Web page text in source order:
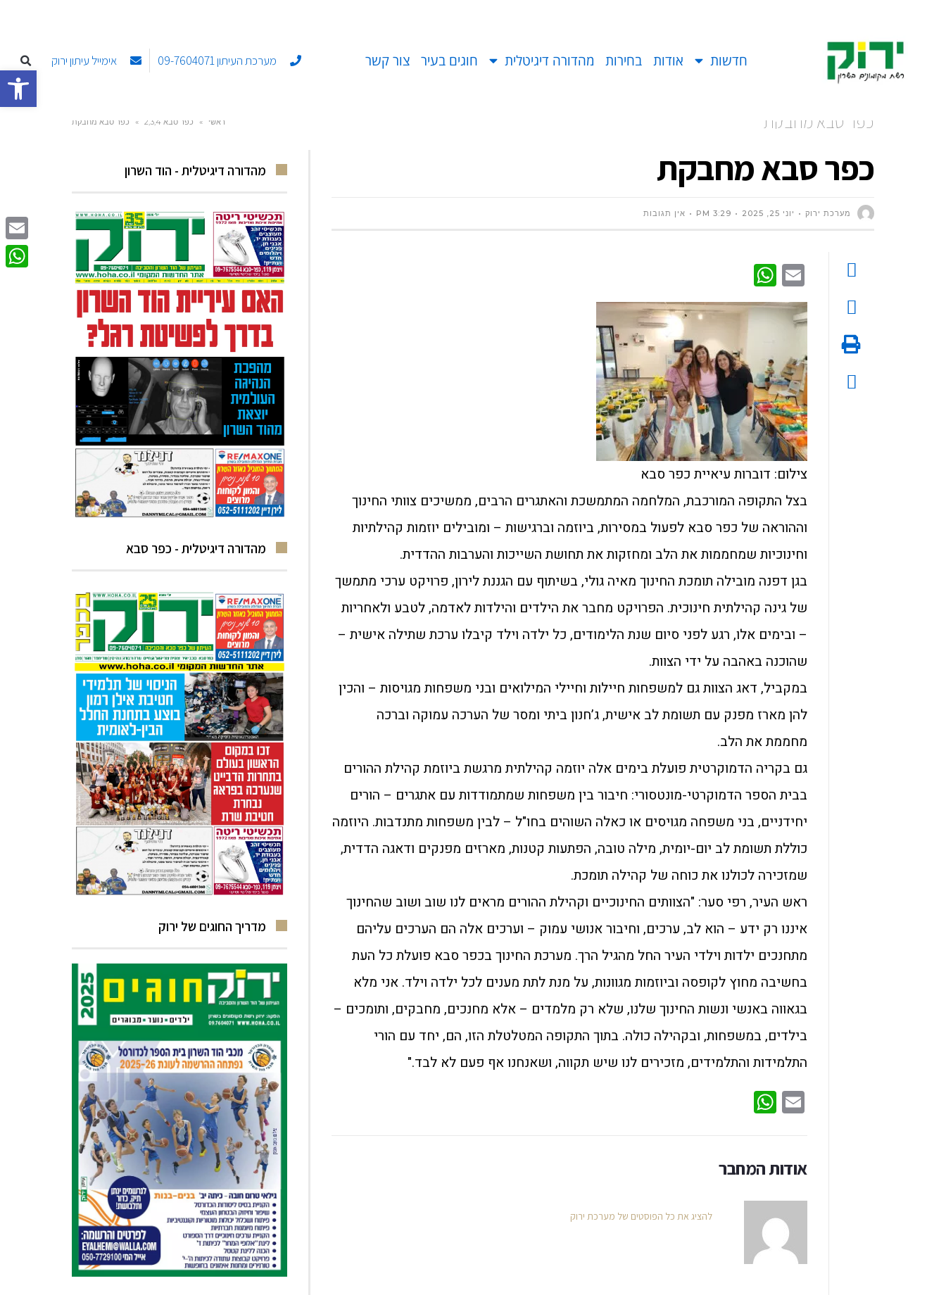
פתח חדשות אודות בחירות מהדורה דיגיטלית חוגים בעיר צור קשר מערכת העיתון 09-7604071 אימייל עיתון ירוק
כפר סבא מחבקת ראשי » כפר סבא 2,3,4 » כפר סבא מחבקת
כפר סבא מחבקת
מערכת ירוק יוני 25, 2025 3:29 PM אין תגובות
Email
צילום: דוברות עיאיית כפר סבא
בצל התקופה המורכבת, המלחמה המתמשכת והאתגרים הרבים, ממשיכים צוותי החינוך
וההוראה של כפר סבא לפעול במסירות, ביוזמה וברגישות – ומובילים יוזמות קהילתיות
וחינוכיות שמחממות את הלב ומחזקות את תחושת השייכות והערבות ההדדית.
בגן דפנה מובילה תומכת החינוך מאיה גולי, בשיתוף עם הגננת לירון, פרויקט ערכי מתמשך
של גינה קהילתית חינוכית. הפרויקט מחבר את הילדים והילדות לאדמה, לטבע ולאחריות
– ובימים אלו, רגע לפני סיום שנת הלימודים, כל ילדה וילד קיבלו ערכת שתילה אישית –
שהוכנה באהבה על ידי הצוות.
במקביל, דאג הצוות גם למשפחות חיילות וחיילי המילואים ובני משפחות מגויסות – והכין
להן מארז מפנק עם תשומת לב אישית, ג’חנון ביתי ומסר של הערכה עמוקה וברכה
מחממת את הלב.
גם בקריה הדמוקרטית פועלת בימים אלה יוזמה קהילתית מרגשת ביוזמת קהילת ההורים
בבית הספר הדמוקרטי-מונטסורי: חיבור בין משפחות שמתמודדות עם אתגרים – הורים
יחידניים, בני משפחה מגויסים או כאלה השוהים בחו"ל – לבין משפחות מתנדבות. היוזמה
כוללת תשומת לב יום-יומית, מילה טובה, הפתעות קטנות, מארזים מפנקים ודאגה הדדית,
שמזכירה לכולנו את כוחה של קהילה תומכת.
ראש העיר, רפי סער: "הצוותים החינוכיים וקהילת ההורים מראים לנו שוב ושוב שהחינוך
איננו רק ידע – הוא לב, ערכים, וחיבור אנושי עמוק – וערכים אלה הם הערכים עליהם
מתחנכים ילדות וילדי העיר החל מהגיל הרך. מערכת החינוך בכפר סבא פועלת כל העת
בחשיבה מחוץ לקופסה וביוזמות מגוונות, על מנת לתת מענים לכל ילדה וילד. אני מלא
בגאווה באנשי ונשות החינוך שלנו, שלא רק מלמדים – אלא מחנכים, מחבקים, ותומכים –
בילדים, במשפחות, ובקהילה כולה. בתוך התקופה המטלטלת הזו, הם, יחד עם הורי
התלמידות והתלמידים, מזכירים לנו שיש תקווה, ושאנחנו אף פעם לא לבד."
Email
אודות המחבר
להציג את כל הפוסטים של מערכת ירוק
מהדורה דיגיטלית - הוד השרון
מהדורה דיגיטלית - כפר סבא
מדריך החוגים של ירוק